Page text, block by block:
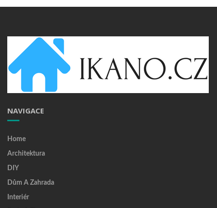
NAVIGACE
Home
Architektura
DIY
Dům A Zahrada
Interiér